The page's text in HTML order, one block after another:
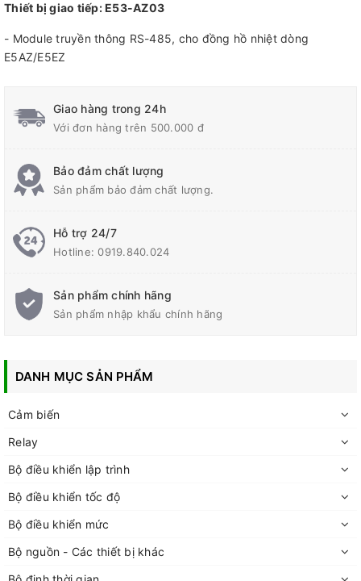
Thiết bị giao tiếp: E53-AZ03
- Module truyền thông RS-485, cho đồng hồ nhiệt dòng
E5AZ/E5EZ
Giao hàng trong 24h
Với đơn hàng trên 500.000 đ
Bảo đảm chất lượng
Sản phẩm bảo đảm chất lượng.
Hỗ trợ 24/7
Hotline:0919.840.024
Sản phẩm chính hãng
Sản phẩm nhập khẩu chính hãng
DANH MỤC SẢN PHẨM
Cảm biến
Relay
Bộ điều khiển lập trình
Bộ điều khiển tốc độ
Bộ điều khiển mức
Bộ nguồn - Các thiết bị khác